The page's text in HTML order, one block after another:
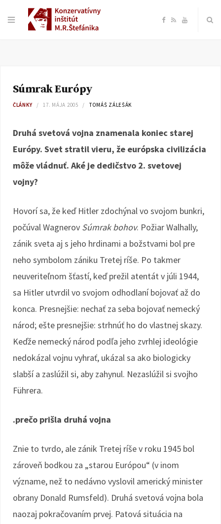
F
o
R Y
Súmrak Európy
ČLÁNKY 17. MÁJA 2005 TOMÁŠ ZÁLEŠÁK
Druhá svetová vojna znamenala koniec starej
Európy. Svet stratil vieru, že európska civilizácia
môže vládnuť. Aké je dedičstvo 2. svetovej
vojny?
Hovorí sa, že keď Hitler zdochýnal vo svojom bunkri,
počúval Wagnerov Súmrak bohov. Požiar Walhally,
zánik sveta aj s jeho hrdinami a božstvami bol pre
neho symbolom zániku Tretej ríše. Po takmer
neuveriteľnom šťastí, keď prežil atentát v júli 1944,
sa Hitler utvrdil vo svojom odhodlaní bojovať až do
konca. Presnejšie: nechať za seba bojovať nemecký
národ; ešte presnejšie: strhnúť ho do vlastnej skazy.
Keďže nemecký národ podľa jeho zvrhlej ideológie
nedokázal vojnu vyhrať, ukázal sa ako biologicky
slabší a zaslúžil si, aby zahynul. Nezaslúžil si svojho
Führera.
.prečo prišla druhá vojna
Znie to tvrdo, ale zánik Tretej ríše v roku 1945 bol
zároveň bodkou za „starou Európou“ (v inom
význame, než to nedávno vyslovil americký minister
obrany Donald Rumsfeld). Druhá svetová vojna bola
naozaj pokračovaním prvej. Patová situácia na